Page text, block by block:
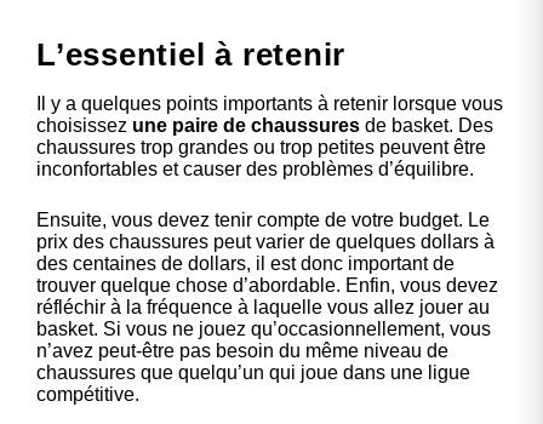
L’essentiel à retenir
Il y a quelques points importants à retenir lorsque vous
choisissez une paire de chaussures de basket. Des
chaussures trop grandes ou trop petites peuvent être
inconfortables et causer des problèmes d’équilibre.
Ensuite, vous devez tenir compte de votre budget. Le
prix des chaussures peut varier de quelques dollars à
des centaines de dollars, il est donc important de
trouver quelque chose d’abordable. Enfin, vous devez
réfléchir à la fréquence à laquelle vous allez jouer au
basket. Si vous ne jouez qu’occasionnellement, vous
n’avez peut-être pas besoin du même niveau de
chaussures que quelqu’un qui joue dans une ligue
compétitive.